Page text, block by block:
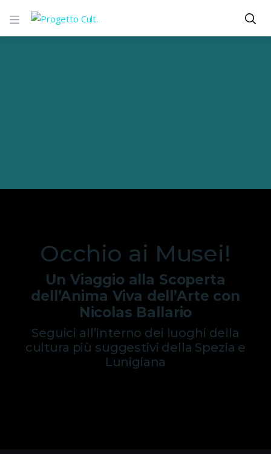
Occhio ai Musei!
Un Viaggio alla Scoperta
dell’Anima Viva dell’Arte con
Nicolas Ballario
Seguici all’interno dei luoghi della
cultura più suggestivi della Spezia e
Lunigiana